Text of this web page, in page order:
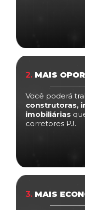
2. MAIS
Você poderá
construtoras,
imobiliárias
corretores PJ.
3. MAIS